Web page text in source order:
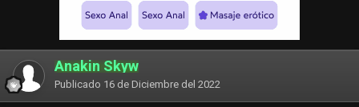
Anakin Skyw
Publicado 16 de Diciembre del 2022